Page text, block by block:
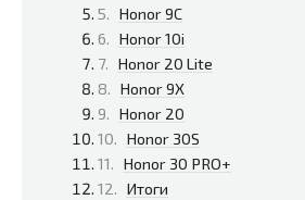
Honor 9C
Honor 10i
Honor 20 Lite
Honor 9X
Honor 20
Honor 30S
Honor 30 PRO+
Итоги